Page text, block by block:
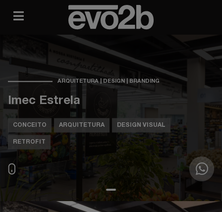
ARQUITETURA | DESIGN | BRANDING
Imec Estrela
CONCEITO ARQUITETURA DESIGN VISUAL
RETROFIT